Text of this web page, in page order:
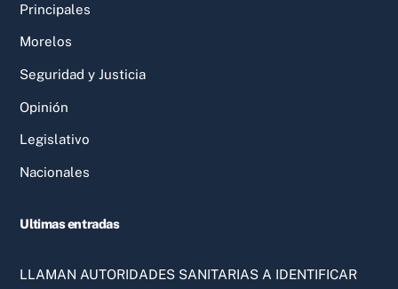
Principales
Morelos
Seguridad y Justicia
Opinión
Legislativo
Nacionales
Ultimas entradas
LLAMAN AUTORIDADES SANITARIAS A IDENTIFICAR